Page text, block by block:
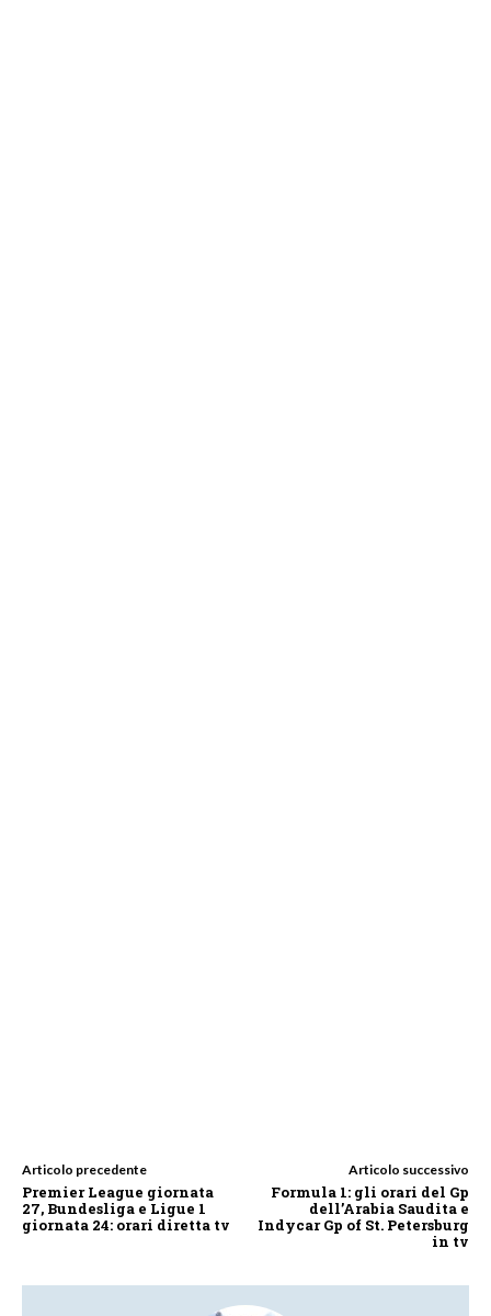
Articolo precedente
Premier League giornata
27, Bundesliga e Ligue 1
giornata 24: orari diretta tv
Articolo successivo
Formula 1: gli orari del Gp
dell’Arabia Saudita e
Indycar Gp of St. Petersburg
in tv